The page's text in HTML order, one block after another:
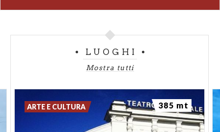
LUOGHI
Mostra tutti
ARTE E CULTURA 385 mt